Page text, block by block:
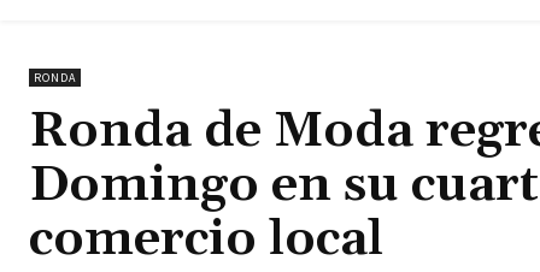
RONDA
Ronda de Moda
Domingo en su
comercio local